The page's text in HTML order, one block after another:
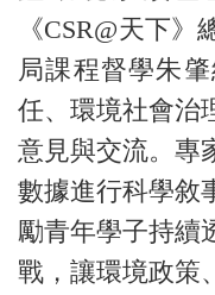
《CSR@天下
局課程督學朱
任、環境社會治
意見與交流。專
數據進行科學敘
勵青年學子持續
戰，讓環境政策